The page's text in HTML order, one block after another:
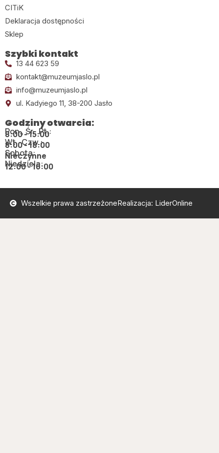
CITiK
Deklaracja dostępności
Sklep
Szybki kontakt
13 44 623 59
kontakt@muzeumjaslo.pl
info@muzeumjaslo.pl
ul. Kadyiego 11, 38-200 Jasło
Godziny otwarcia:
Pon., Śr., Pt.:
8:00 - 15:00
Wt., Czw.:
8:00 - 18:00
Sobota:
Nieczynne
Niedziela:
12:00 - 16:00
Wszelkie prawa zastrzeżoneRealizacja: LiderOnline